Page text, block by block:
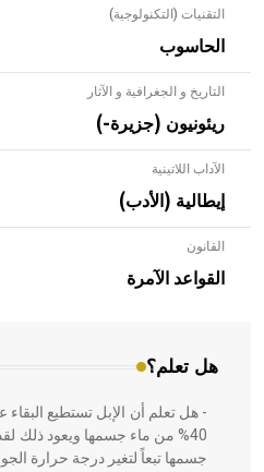
التقنيات (التكنولوجية)
الحاسوب
التاريخ و الجغرافية و الآثار
ريئونيون (جزيرة-)
الآداب اللاتينية
إيطالية (الأدب)
القانون
القواعد الآمرة
هل تعلم؟
- هل تعلم أن الأبلق نوع من
بالعمارة الإسلامية في بلاد
المعمار على بناء مداميكه وخاصة
- هل تعلم أن الإبل تستطيع
40% من ماء جسمها ويعود ذلك
جسمها تبعاً لتغير درجة حرارة